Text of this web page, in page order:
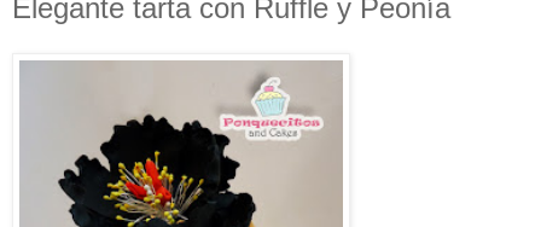
Elegante tarta con Ruffle y Peonía